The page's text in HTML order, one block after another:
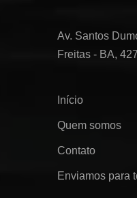
Av. Santos
Freitas - BA,
Início
Quem somos
Contato
Enviamos para